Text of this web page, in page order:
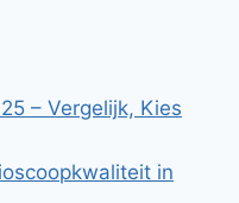
– Vergelijk, Kies
in